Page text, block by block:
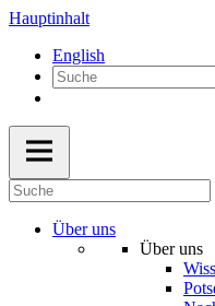
Hauptinhalt
English
Über uns
Über uns